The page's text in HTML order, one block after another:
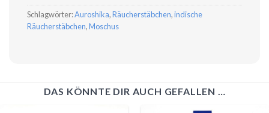
Schlagwörter:Auroshika,Räucherstäbchen,indische
Räucherstäbchen,Moschus
DAS KÖNNTE DIR AUCH GEFALLEN …